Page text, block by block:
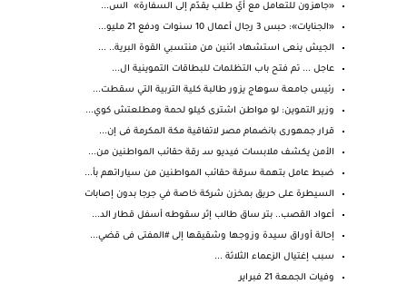
«جاهزون للتعامل مع أيّ طلب يقدّم إلى السفارة» الس...
«الجنايات»: حبس 3 رجال أعمال 10 سنوات ودفع 21 مليو...
الجيش ينعى استشهاد اثنين من منتسبي القوة البرية.. ...
عاجل ... تم فتح باب التظلمات للبطاقات التموينية ال...
رئيس جامعة سوهاج يزور طالبة كلية التربية التي سقطت...
وزير التموين: لو مواطن اشترى كيلو لحمة ومطلعتش كوي...
قرار جمهورى بانضمام مصر لاتفاقية مكة المكرمة فى إن...
الأمن يكشف ملابسات فيديو سـ رقة حقائب المواطنين من...
ضبط عامل بتهمة سرقة حقائب المواطنين من سياراتهم بأ...
السيطرة على حريق بمخزن شركة خاصة في جرجا بدون إصابات
أعواد القصب.. بتر ساق طالب إثر سقوطه أسفل قطار الد...
إحالة أوراق سيدة وزوجها وشقيقها إلى #المفتى فى قضي...
سبب إغتيال الزعماء الثلاثة ...
وفيات الجمعة 21 فبراير